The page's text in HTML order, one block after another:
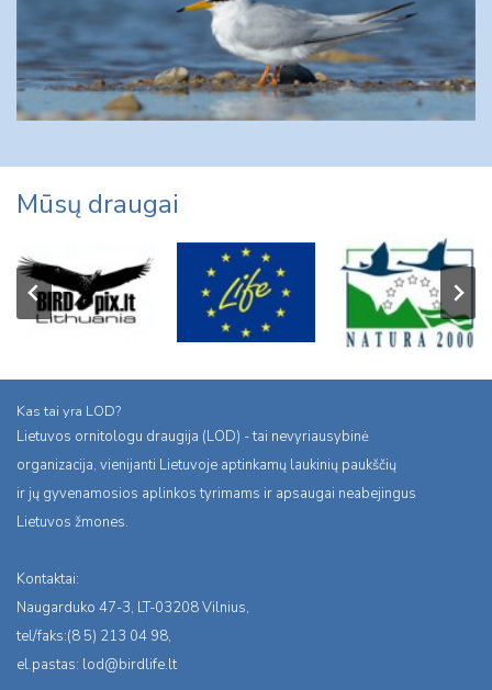
Mūsų draugai
Kas tai yra LOD?
Lietuvos ornitologu draugija (LOD) - tai nevyriausybinė
organizacija, vienijanti Lietuvoje aptinkamų laukinių paukščių
ir jų gyvenamosios aplinkos tyrimams ir apsaugai neabejingus
Lietuvos žmones.
Kontaktai:
Naugarduko 47-3, LT-03208 Vilnius,
tel/faks:(8 5) 213 04 98,
el.pastas: lod@birdlife.lt